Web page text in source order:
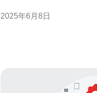
择最适合自己需求的VPS服务提供
2025年6月8日